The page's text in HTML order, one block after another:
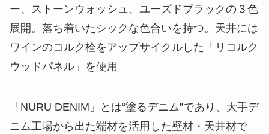
ー、ストーンウォッシュ、ユーズドブラックの３色
展開。落ち着いたシックな色合いを持つ。天井には
ワインのコルク栓をアップサイクルした「リコルク
ウッドパネル」を使用。
「NURU DENIM」とは“塗るデニム”であり、大手デ
ニム工場から出た端材を活用した壁材・天井材で